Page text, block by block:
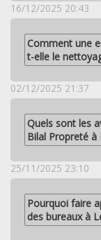
16/12/2025 20:43
Comment une
t-elle le
02/12/2025 21:37
Quels sont les
Bilal Propreté à
25/11/2025 23:10
Pourquoi faire
des bureaux à